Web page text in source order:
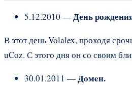
5.12.2010 —День
В этот день Volalex, проходя
uCoz. С этого дня он со своим
30.01.2011 —Дoмeн.